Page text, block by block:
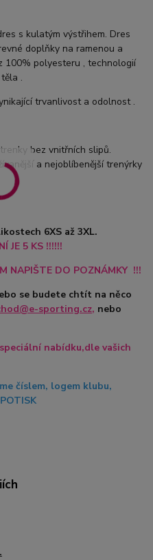
s kulatým výstřihem. Dres
doplňky na ramenou a
100% polyesteru , technologií
.
trvanlivost a odolnost .
bez vnitřních slipů.
a nejoblíbenější trenýrky
6XS až 3XL.
JE 5 KS !!!!!!
NAPIŠTE DO POZNÁMKY !!!
se budete chtít na něco
sporting.cz, nebo
nabídku,dle vašich
číslem, logem klubu,